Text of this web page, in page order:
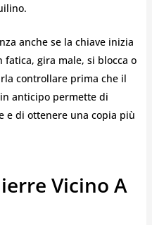
anche se la chiave inizia
fatica, gira male, si blocca o
controllare prima che il
anticipo permette di
e di ottenere una copia più
Vicino A